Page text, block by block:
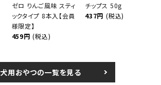
ゼロ りんご風味 スティ
ックタイプ 8本入【会員
様限定】
459円 (税込)
チップス 50g
437円 (税込)
犬用おやつの一覧を見る